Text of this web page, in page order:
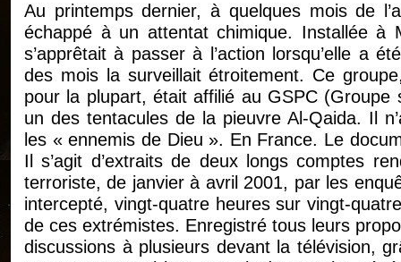
Au printemps dernier, à quelques mois de
échappé à un attentat chimique. Installée à
s’apprêtait à passer à l’action lorsqu’elle a
des mois la surveillait étroitement. Ce
pour la plupart, était affilié au GSPC
un des tentacules de la pieuvre Al-Qaida. Il
les « ennemis de Dieu ». En France. Le
Il s’agit d’extraits de deux longs comptes
terroriste, de janvier à avril 2001, par les
intercepté, vingt-quatre heures sur vingt-
de ces extrémistes. Enregistré tous leurs
discussions à plusieurs devant la télévision,